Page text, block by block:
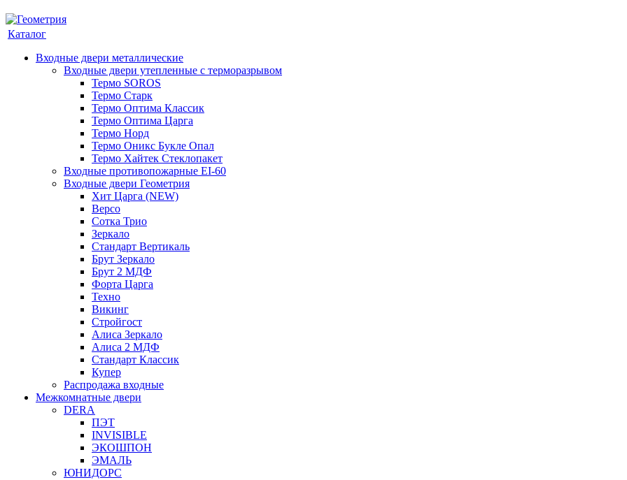
Каталог
Входные двери металлические
Входные двери утепленные с терморазрывом
Термо SOROS
Термо Старк
Термо Оптима Классик
Термо Оптима Царга
Термо Норд
Термо Оникс Букле Опал
Термо Хайтек Стеклопакет
Входные противопожарные EI-60
Входные двери Геометрия
Хит Царга (NEW)
Версо
Сотка Трио
Зеркало
Стандарт Вертикаль
Брут Зеркало
Брут 2 МДФ
Форта Царга
Техно
Викинг
Стройгост
Алиса Зеркало
Алиса 2 МДФ
Стандарт Классик
Купер
Распродажа входные
Межкомнатные двери
DERA
ПЭТ
INVISIBLE
ЭКОШПОН
ЭМАЛЬ
ЮНИДОРС